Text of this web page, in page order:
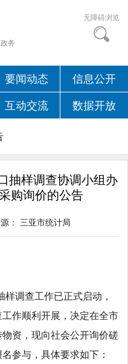
务
无障碍浏览
要闻动态 信息公开
互动交流 数据开放
抽样调查协调小组办
购询价的公告
： 三亚市统计局
样调查工作已正式启动，
作顺利开展，决定在全市
资，现向社会公开询价磋
参与，具体要求如下：